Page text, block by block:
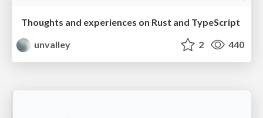
Thoughts and experiences on Rust and TypeScript
unvalley
2 440